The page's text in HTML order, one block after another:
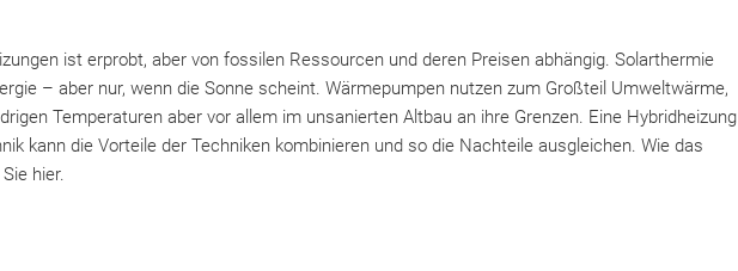
ist erprobt, aber von fossilen Ressourcen und deren Preisen abhängig. Solarthermie
– aber nur, wenn die Sonne scheint. Wärmepumpen nutzen zum Großteil Umweltwärme,
Temperaturen aber vor allem im unsanierten Altbau an ihre Grenzen. Eine Hybridheizung
kann die Vorteile der Techniken kombinieren und so die Nachteile ausgleichen. Wie das
hier.